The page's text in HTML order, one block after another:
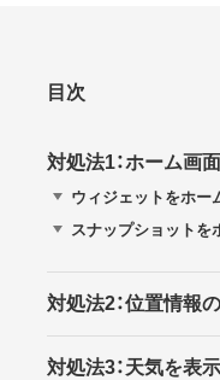
目次
対処法1：ホーム画
ウィジェットをホー
スナップショットを
対処法2：位置情報
対処法3：天気を表